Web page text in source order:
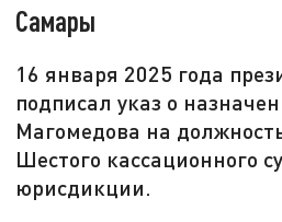
Самары
16 января 2025 года
подписал указ о
Магомедова на
Шестого кассационного
юрисдикции.